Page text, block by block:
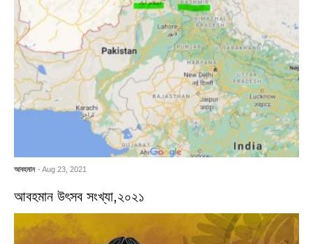
আবহমান - Aug 23, 2021
আবহমান উৎসব সংখ্যা,২০২১